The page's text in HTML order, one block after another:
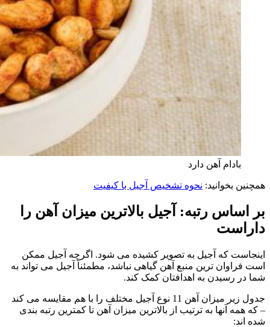
بادام آهن دارد
همچنین بخوانید: نحوه تشخیص آجیل با کیفیت
بر اساس رتبه: آجیل بالاترین میزان آهن را
داراست
اینجاست که آجیل به تصویر کشیده می شود. اگرچه آجیل ممکن
است فراوان ترین منبع آهن گیاهی نباشد، مطمئناً آجیل می تواند به
شما در رسیدن به اهدافتان کمک کند.
جدول زیر میزان آهن 11 نوع آجیل مختلف را با هم مقایسه می کند
– که همه آنها به ترتیب از بالاترین میزان آهن تا کمترین رتبه بندی
شده اند: